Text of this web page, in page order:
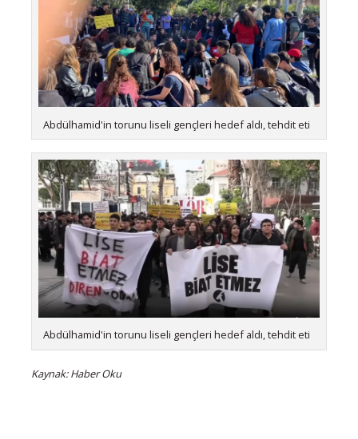
Abdülhamid'in torunu liseli gençleri hedef aldı, tehdit eti
Abdülhamid'in torunu liseli gençleri hedef aldı, tehdit eti
Kaynak: Haber Oku